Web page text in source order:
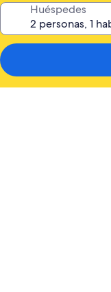
Huéspedes